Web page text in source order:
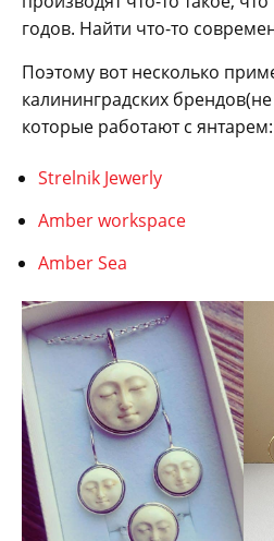
годов. Найти что-то
Поэтому вот несколько
калининградских
которые работают с янтарем:
Strelnik Jewerly
Amber workspace
Amber Sea